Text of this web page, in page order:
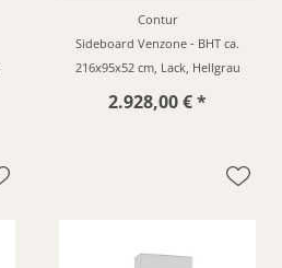
Contur
Sideboard Venzone - BHT ca.
216x95x52 cm, Lack, Hellgrau
2.928,00 € *